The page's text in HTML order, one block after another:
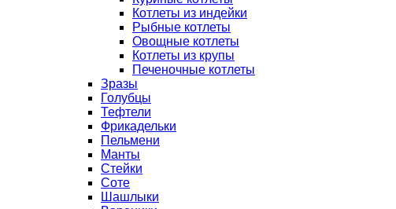
Котлеты из индейки
Рыбные котлеты
Овощные котлеты
Котлеты из крупы
Печеночные котлеты
Зразы
Голубцы
Тефтели
Фрикадельки
Пельмени
Манты
Стейки
Соте
Шашлыки